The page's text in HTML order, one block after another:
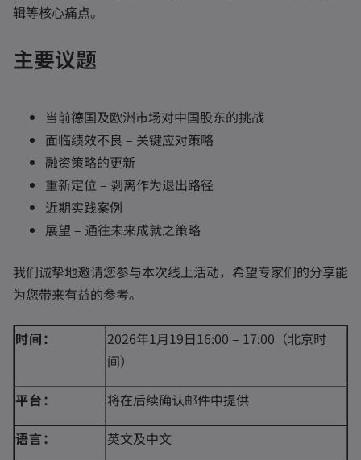
辑等核心痛点。
主要议题
当前德国及欧洲市场对中国股东的挑战
面临绩效不良 – 关键应对策略
融资策略的更新
重新定位 – 剥离作为退出路径
近期实践案例
展望 – 通往未来成就之策略
我们诚挚地邀请您参与本次线上活动，希望专家们的分享能
为您带来有益的参考。
时间：
2026年1月19日16:00 – 17:00（北京时
间）
平台：
将在后续确认邮件中提供
语言：
英文及中文